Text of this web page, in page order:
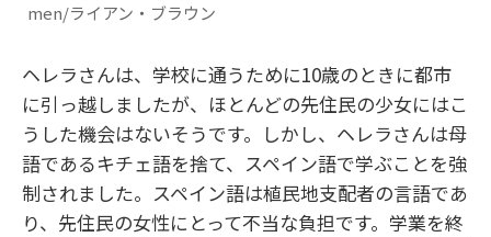
men/ライアン・ブラウン
ヘレラさんは、学校に通うために10歳のときに都市
に引っ越しましたが、ほとんどの先住民の少女にはこ
うした機会はないそうです。しかし、ヘレラさんは母
語であるキチェ語を捨て、スペイン語で学ぶことを強
制されました。スペイン語は植民地支配者の言語であ
り、先住民の女性にとって不当な負担です。学業を終